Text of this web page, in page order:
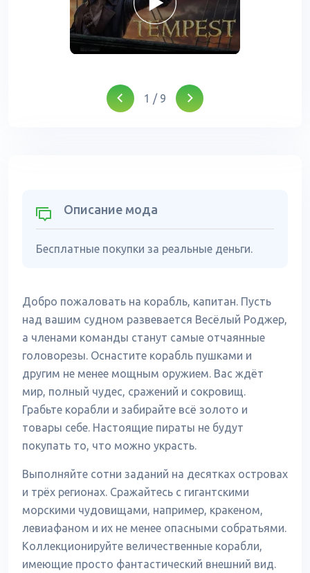
1 / 9
Описание мода
Бесплатные покупки за реальные деньги.
Добро пожаловать на корабль, капитан. Пусть
над вашим судном развевается Весёлый Роджер,
а членами команды станут самые отчаянные
головорезы. Оснастите корабль пушками и
другим не менее мощным оружием. Вас ждёт
мир, полный чудес, сражений и сокровищ.
Грабьте корабли и забирайте всё золото и
товары себе. Настоящие пираты не будут
покупать то, что можно украсть.
Выполняйте сотни заданий на десятках островах
и трёх регионах. Сражайтесь с гигантскими
морскими чудовищами, например, кракеном,
левиафаном и их не менее опасными собратьями.
Коллекционируйте величественные корабли,
имеющие просто фантастический внешний вид.